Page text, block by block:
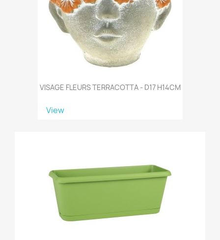
VISAGE FLEURS TERRACOTTA - D17 H14CM
View